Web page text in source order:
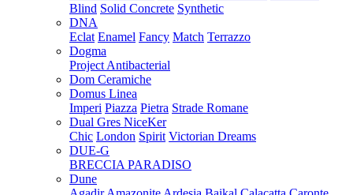
Blind Solid Concrete Synthetic
DNA
Eclat Enamel Fancy Match Terrazzo
Dogma
Project Antibacterial
Dom Ceramiche
Domus Linea
Imperi Piazza Pietra Strade Romane
Dual Gres NiceKer
Chic London Spirit Victorian Dreams
DUE-G
BRECCIA PARADISO
Dune